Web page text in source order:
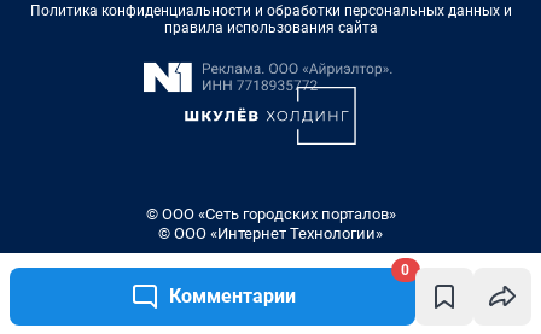
Комментарии
0
Политика конфиденциальности и обработки персональных данных и
правила использования сайта
© ООО «Сеть городских порталов»
© ООО «Интернет Технологии»